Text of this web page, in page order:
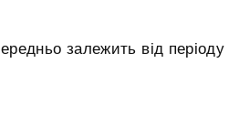
залежить від періоду